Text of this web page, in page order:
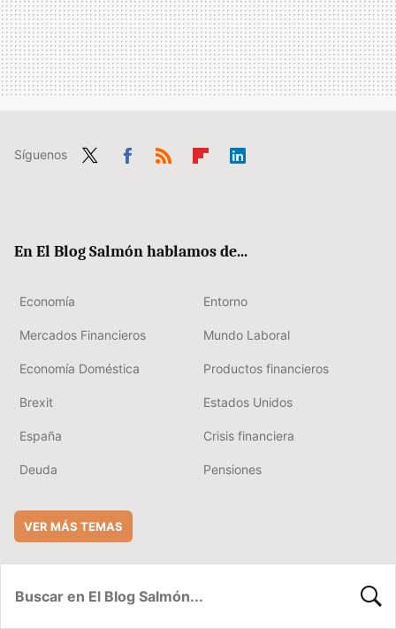
Síguenos
En El Blog Salmón hablamos de...
Economía Entorno
Mercados Financieros Mundo Laboral
Economía Doméstica Productos financieros
Brexit Estados Unidos
España Crisis financiera
Deuda Pensiones
VER MÁS TEMAS